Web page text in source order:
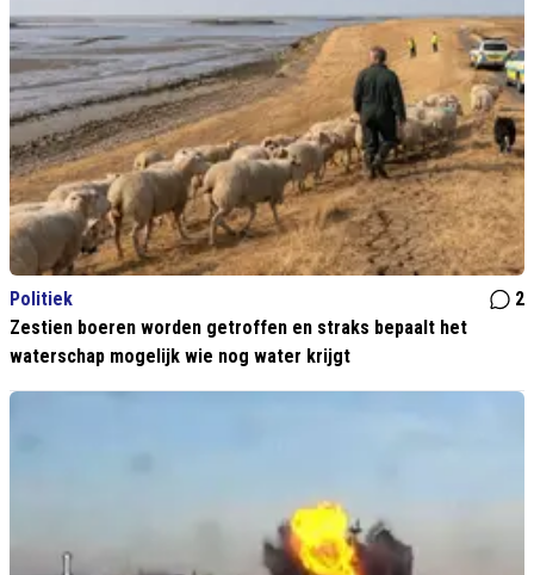
Politiek
2
Zestien boeren worden getroffen en straks bepaalt het
waterschap mogelijk wie nog water krijgt